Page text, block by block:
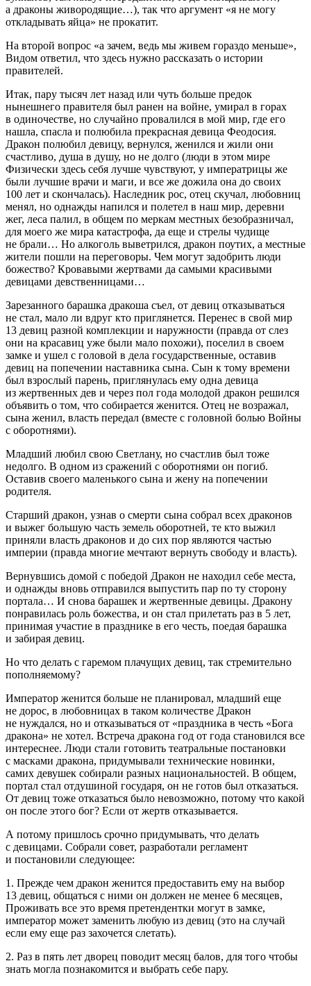
а драконы живородящие…), так что аргумент «я не могу
откладывать яйца» не прокатит.
На второй вопрос «а зачем, ведь мы живем гораздо меньше»,
Видом ответил, что здесь нужно рассказать о истории
правителей.
Итак, пару тысяч лет назад или чуть больше предок
нынешнего правителя был ранен на войне, умирал в горах
в одиночестве, но случайно провалился в мой мир, где его
нашла, спасла и полюбила прекрасная девица Феодосия.
Дракон полюбил девицу, вернулся, женился и жили они
счастливо, душа в душу, но не долго (люди в этом мире
Физически здесь себя лучше чувствуют, у императрицы же
были лучшие врачи и маги, и все же дожила она до своих
100 лет и скончалась). Наследник рос, отец скучал, любовниц
менял, но однажды напился и полетел в наш мир, деревни
жег, леса палил, в общем по меркам местных безобразничал,
для моего же мира катастрофа, да еще и стрелы чудище
не брали… Но алкоголь выветрился, дракон поутих, а местные
жители пошли на переговоры. Чем могут задобрить люди
божество? Кровавыми жертвами да самыми красивыми
девицами девственницами…
Зарезанного барашка дракоша съел, от девиц отказываться
не стал, мало ли вдруг кто приглянется. Перенес в свой мир
13 девиц разной комплекции и наружности (правда от слез
они на красавиц уже были мало похожи), поселил в своем
замке и ушел с головой в дела государственные, оставив
девиц на попечении наставника сына. Сын к тому времени
был взрослый парень, приглянулась ему одна девица
из жертвенных дев и через пол года молодой дракон решился
объявить о том, что собирается женится. Отец не возражал,
сына женил, власть передал (вместе с головной болью Войны
с оборотнями).
Младший любил свою Светлану, но счастлив был тоже
недолго. В одном из сражений с оборотнями он погиб.
Оставив своего маленького сына и жену на попечении
родителя.
Старший дракон, узнав о смерти сына собрал всех драконов
и выжег большую часть земель оборотней, те кто выжил
приняли власть драконов и до сих пор являются частью
империи (правда многие мечтают вернуть свободу и власть).
Вернувшись домой с победой Дракон не находил себе места,
и однажды вновь отправился выпустить пар по ту сторону
портала… И снова барашек и жертвенные девицы. Дракону
понравилась роль божества, и он стал прилетать раз в 5 лет,
принимая участие в празднике в его честь, поедая барашка
и забирая девиц.
Но что делать с гаремом плачущих девиц, так стремительно
пополняемому?
Император женится больше не планировал, младший еще
не дорос, в любовницах в таком количестве Дракон
не нуждался, но и отказываться от «праздника в честь «Бога
дракона» не хотел. Встреча дракона год от года становился все
интереснее. Люди стали готовить театральные постановки
с масками дракона, придумывали технические новинки,
самих девушек собирали разных национальностей. В общем,
портал стал отдушиной государя, он не готов был отказаться.
От девиц тоже отказаться было невозможно, потому что какой
он после этого бог? Если от жертв отказывается.
А потому пришлось срочно придумывать, что делать
с девицами. Собрали совет, разработали регламент
и постановили следующее:
1. Прежде чем дракон женится предоставить ему на выбор
13 девиц, общаться с ними он должен не менее 6 месяцев,
Проживать все это время претендентки могут в замке,
император может заменить любую из девиц (это на случай
если ему еще раз захочется слетать).
2. Раз в пять лет дворец поводит месяц балов, для того чтобы
знать могла познакомится и выбрать себе пару.